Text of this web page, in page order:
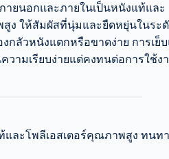
ายนอกและภายในเป็นหนังแท้และ
สูง ให้สัมผัสที่นุ่มและยืดหยุ่นในระ
กลัวหนังแตกหรือขาดง่าย การเย็
วามเรียบง่ายแต่คงทนต่อการใช้ง
และโพลีเอสเตอร์คุณภาพสูง ทนท